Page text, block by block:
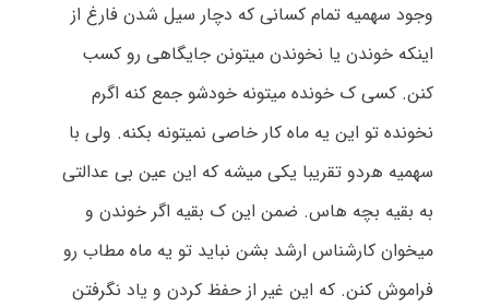
وجود سهمیه تمام کسانی که دچار سیل شدن فارغ از
اینکه خوندن یا نخوندن میتونن جایگاهی رو کسب
کنن. کسی ک خونده میتونه خودشو جمع کنه اگرم
نخونده تو این یه ماه کار خاصی نمیتونه بکنه. ولی با
سهمیه هردو تقریبا یکی میشه که این عین بی عدالتی
به بقیه بچه هاس. ضمن این ک بقیه اگر خوندن و
میخوان کارشناس ارشد بشن نباید تو یه ماه مطاب رو
فراموش کنن. که این غیر از حفظ کردن و یاد نگرفتن